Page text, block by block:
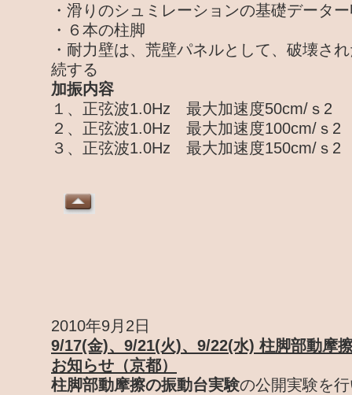
・滑りのシュミレーションの基礎データ
・６本の柱脚
・耐力壁は、荒壁パネルとして、破壊さ
続する
加振内容
１、正弦波1.0Hz 最大加速度50cm/ｓ2
２、正弦波1.0Hz 最大加速度100cm/ｓ
３、正弦波1.0Hz 最大加速度150cm/ｓ
2010年9月2日
9/17(金)、9/21(火)、9/22(水) 柱脚部動摩
お知らせ（京都）
柱脚部動摩擦の振動台実験の公開実験を